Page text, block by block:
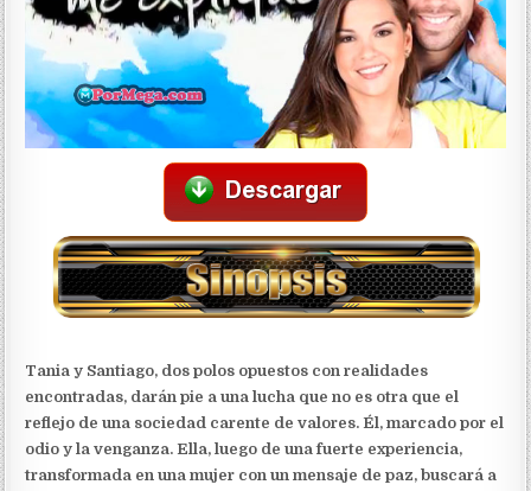
Tania y Santiago, dos polos opuestos con realidades
encontradas, darán pie a una lucha que no es otra que el
reflejo de una sociedad carente de valores. Él, marcado por el
odio y la venganza. Ella, luego de una fuerte experiencia,
transformada en una mujer con un mensaje de paz, buscará a